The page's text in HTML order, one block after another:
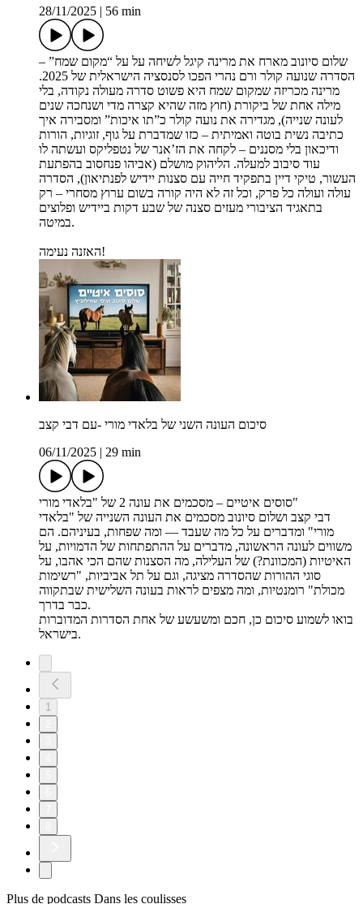
28/11/2025 | 56 min
שלום סיונוב מארח את מרינה קיגל לשיחה על על “מקום שמח” –
הסדרה שנועה קולר ורם נהרי הפכו לסנסציה הישראלית של 2025.
מרינה מכריזה שמקום שמח היא פשוט סדרה מעולה נקודה, בלי
מילה אחת של ביקורת (חוץ מזה שהיא קצרה מדי ושנחכה שנים
לעונה שנייה), מגדירה את נועה קולר כ”תו איכות” ומסבירה איך
כתיבה נשית בוטה ואמיתית – כזו שמדברת על גוף, זוגיות, הורות
ודיכאון בלי מסננים – לקחה את הז’אנר של נטפליקס ועשתה לו
עוד סיבוב למעלה. הליהוק מושלם (אביהו פנחסוב בהפתעת
העשור, טיקי דיין בתפקיד חייה עם סצנות יידיש לפנתיאון), הסדרה
עולה ועולה כל פרק, וכל זה לא היה קורה בשום ערוץ מסחרי – רק
בתאגיד הציבורי מעזים סצנה של שבע דקות ביידיש ופלוצים
במיטה.
האזנה נעימה!
סיכום העונה השני של בלאדי מורי -עם דבי קצב
06/11/2025 | 29 min
סוסים איטיים – מסכמים את עונה 2 של "בלאדי מורי"
דבי קצב ושלום סיונוב מסכמים את העונה השנייה של "בלאדי
מורי" ומדברים על כל מה שעבד — ומה שפחות, בעיניהם. הם
משווים לעונה הראשונה, מדברים על ההתפתחות של הדמויות, על
האיטיות (המכוונת?) של העלילה, מה הסצנות שהם הכי אהבו, על
סוגי ההורות שהסדרה מציגה, וגם על תל אביביות, "רשימות
מכולת" רומנטיות, ומה מצפים לראות בעונה השלישית שבתקווה
כבר בדרך.
בואו לשמוע סיכום כן, חכם ומשעשע של אחת הסדרות המדוברות
בישראל.
1
Plus de podcasts Dans les coulisses